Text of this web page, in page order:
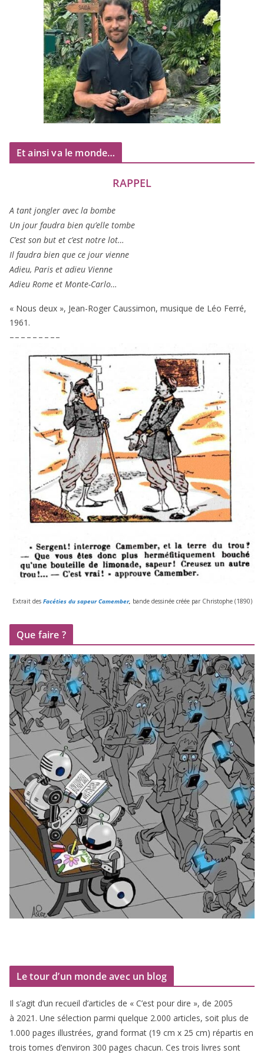
Et ainsi va le monde…
RAPPEL
A tant jon­gler avec la bombe
Un jour fau­dra bien qu’elle tombe
C’est son but et c’est notre lot…
Il fau­dra bien que ce jour vienne
Adieu, Paris et adieu Vienne
Adieu Rome et Monte-Carlo…
« Nous deux », Jean-Roger Caussimon, musique de Léo Ferré,
1961 .
– – – – – – – – –
Extrait desFacéties du sapeur Camember, bande des­si­née créée par Christophe (1890)
Que faire ?
Le tour d’un monde avec un blog
Il s’agit d’un recueil d’ar­ticles de « C’est pour dire », de 2005
à 2021 . Une sélec­tion par­mi quelque 2.000 articles, soit plus de
1 .000 pages illus­trées, grand for­mat (19 cm x 25 cm) répar­tis en
trois tomes d’environ 300 pages cha­cun. Ces trois livres sont